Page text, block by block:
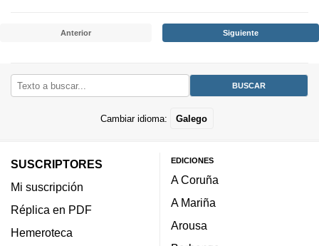
Anterior Siguiente
Cambiar idioma: Galego
SUSCRIPTORES
Mi suscripción
Réplica en PDF
Hemeroteca
EDICIONES
A Coruña
A Mariña
Arousa